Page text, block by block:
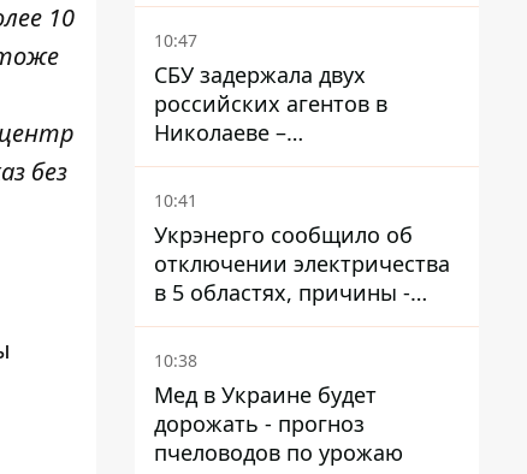
10
без
10:47
СБУ задержала двух
российских агентов в
Николаеве –
корректировали удары по
городу
10:41
Укрэнерго сообщило об
отключении электричества
в 5 областях, причины -
обстрелы и жара
10:38
Мед в Украине будет
дорожать - прогноз
пчеловодов по урожаю